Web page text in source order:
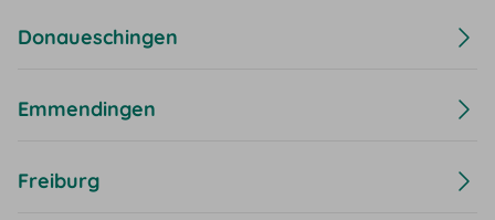
Donaueschingen
Emmendingen
Freiburg